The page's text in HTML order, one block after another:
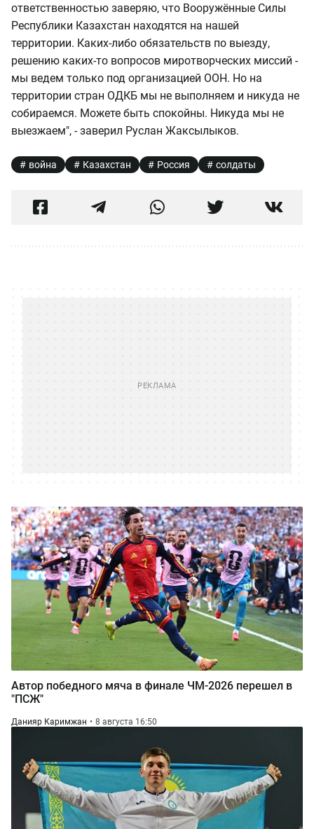
ответственностью заверяю, что Вооружённые Силы
Республики Казахстан находятся на нашей
территории. Каких-либо обязательств по выезду,
решению каких-то вопросов миротворческих миссий -
мы ведем только под организацией ООН. Но на
территории стран ОДКБ мы не выполняем и никуда не
собираемся. Можете быть спокойны. Никуда мы не
выезжаем", - заверил Руслан Жаксылыков.
война Казахстан Россия солдаты
Автор победного мяча в финале ЧМ-2026 перешел в
"ПСЖ"
Данияр Каримжан 8 августа 16:50